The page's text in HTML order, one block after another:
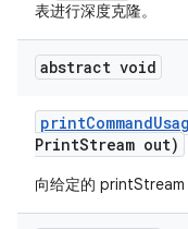
表进行深度克隆。
abstract void
printCommand
PrintStream out)
向给定的 printStream